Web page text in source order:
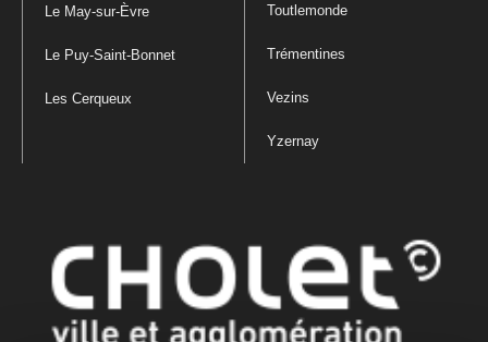
Le May-sur-Èvre
Le Puy-Saint-Bonnet
Les Cerqueux
Toutlemonde
Trémentines
Vezins
Yzernay